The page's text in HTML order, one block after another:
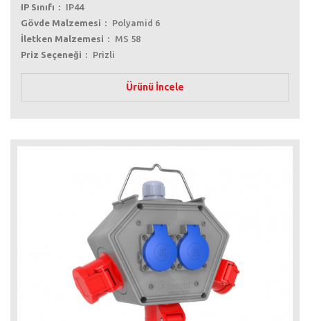
IP Sınıfı
IP44
Gövde Malzemesi
Polyamid 6
İletken Malzemesi
MS 58
Priz Seçeneği
Prizli
Ürünü İncele